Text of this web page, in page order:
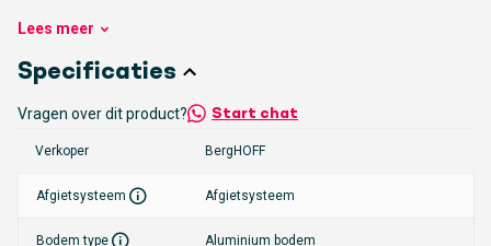
De LEO Kookpan Stone+ is niet alleen goed voor het milieu dankzij
het gebruik van gerecyclede materialen, maar biedt ook
een robuuste constructie die bestand is tegen dagelijks gebruik,
terwijl het efficiënt warmte geleidt en verdeelt voor gelijkmatig
koken. Of je nu een snelle pasta kookt of een langzaam
Lees meer
Specificaties
Vragen over dit product? Start chat
Verkoper BergHOFF
Afgietsysteem Afgietsysteem
Bodem type Aluminium bodem